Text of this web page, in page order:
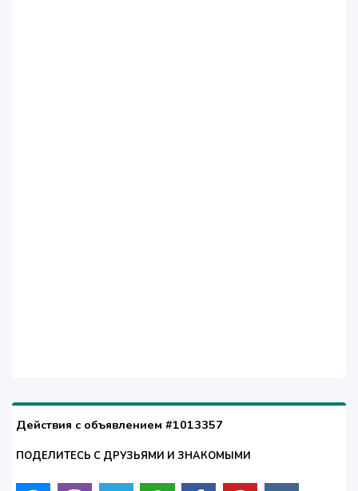
Действия с объявлением #1013357
ПОДЕЛИТЕСЬ С ДРУЗЬЯМИ И ЗНАКОМЫМИ